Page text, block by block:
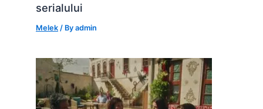
serialului
Melek / Byadmin